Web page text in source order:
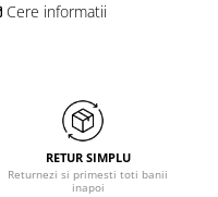
Cere informatii
RETUR SIMPLU
Returnezi si primesti toti banii
inapoi